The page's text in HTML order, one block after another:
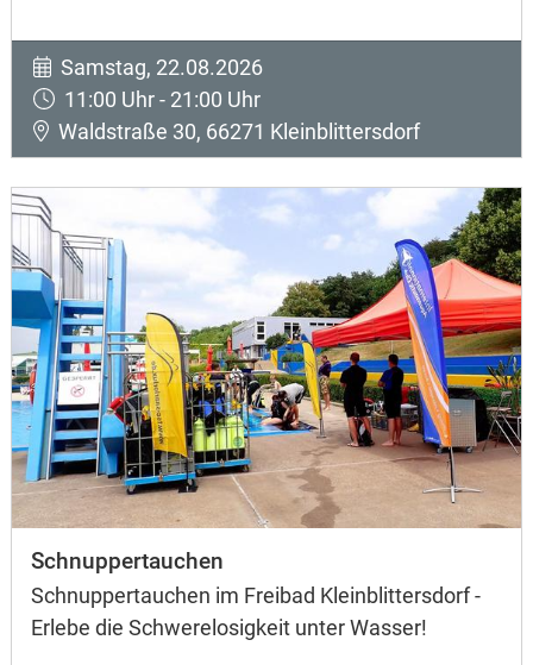
Samstag, 22.08.2026
11:00 Uhr - 21:00 Uhr
Waldstraße 30, 66271 Kleinblittersdorf
Schnuppertauchen
Schnuppertauchen im Freibad Kleinblittersdorf -
Erlebe die Schwerelosigkeit unter Wasser!